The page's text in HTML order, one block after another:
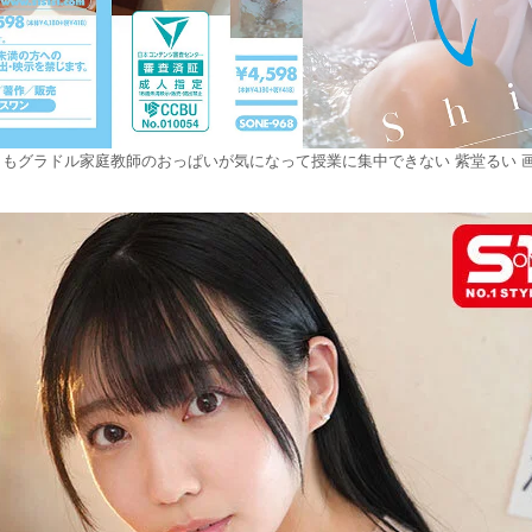
グラドル家庭教師のおっぱいが気になって授業に集中できない 紫堂るい